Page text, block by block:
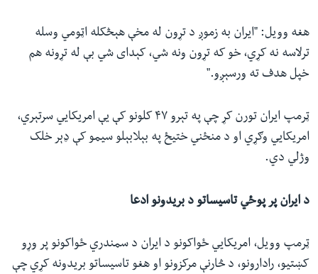
هغه وویل: "ایران به زموږ د تړون له مخې هېڅکله اټومي وسله
ترلاسه نه کړي، خو که تړون ونه شي، کېدای شي بې له تړونه هم
خپل هدف ته ورسېږو."
ټرمپ ایران تورن کړ چې په تېرو ۴۷ کلونو کې یې امریکايي سرتېري،
امریکايي وګړي او د منځني ختیځ په بېلابېلو سیمو کې ډېر خلک
وژلي دي.
د ایران پر پوځي تاسیساتو د بریدونو ادعا
ټرمپ وویل، امریکايي ځواکونو د ایران د سمندري ځواکونو پر وړو
کښتیو، رادارونو، د څارنې مرکزونو او هغو تاسیساتو بریدونه کړي چې